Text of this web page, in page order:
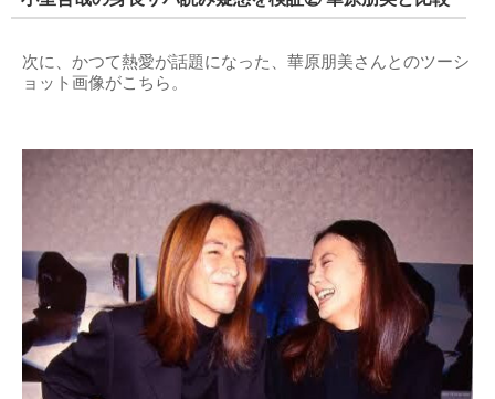
次に、かつて熱愛が話題になった、華原朋美さんとのツーシ
ョット画像がこちら。